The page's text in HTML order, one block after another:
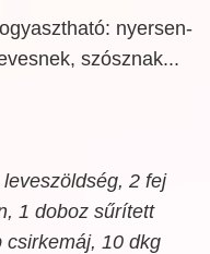
nyersen-
szósznak...
2 fej
1 doboz sűrített
csirkemáj, 10 dkg